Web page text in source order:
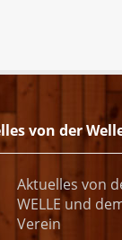
von der
Aktuelles von
WELLE und
Verein